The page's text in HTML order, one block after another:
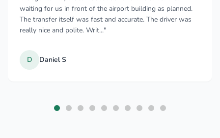
us in front of the airport building as planned.
itself was fast and accurate. The driver was
and polite. Writ..."
pleasant
facts